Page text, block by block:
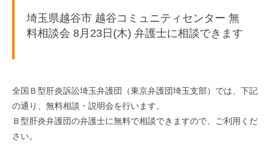
埼玉県越谷市 越谷コミュニティセンター 無
料相談会 8月23日(木) 弁護士に相談できます
全国Ｂ型肝炎訴訟埼玉弁護団（東京弁護団埼玉支部）では、下記
の通り、無料相談・説明会を行います。
Ｂ型肝炎弁護団の弁護士に無料で相談できますので、ご利用くだ
さい。